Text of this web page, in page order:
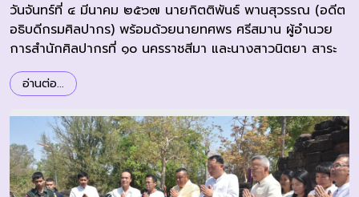
วันจันทร์ที่ ๔ มีนาคม ๒๕๖๗ นายกิตติพันธ์ พานสุวรรณ (อดีต
อธิบดีกรมศิลปากร) พร้อมด้วยนายทศพร ศรีสมาน ผู้อำนวย
การสำนักศิลปากรที่ ๑๐ นครราชสีมา และนางสาวนิตยา สาระ
รัตน์ นายช่างศิลปกรรมอาวุโสลงพื้นที่ชี้แจงการขออนุญาต
ก่อสร้างสิ่งปลูกสร้างในเขตโบราณสถานปราสาทภูฝ้าย
อ่านต่อ...